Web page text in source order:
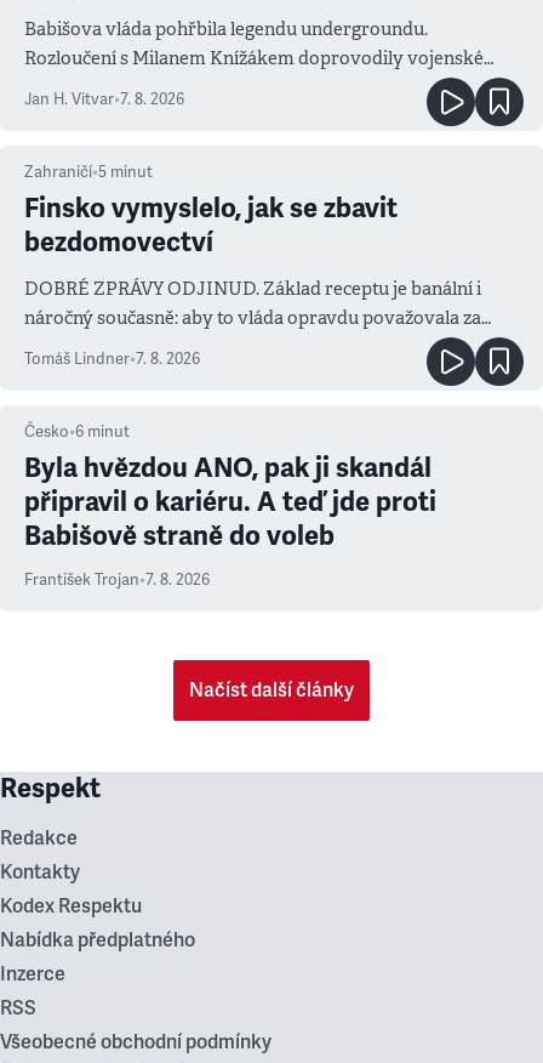
Babišova vláda pohřbila legendu undergroundu.
Rozloučení s Milanem Knížákem doprovodily vojenské
salvy i kritika pokrokářů
Jan H. Vitvar•7. 8. 2026
Zahraničí•5 minut
Finsko vymyslelo, jak se zbavit
bezdomovectví
DOBRÉ ZPRÁVY ODJINUD. Základ receptu je banální i
náročný současně: aby to vláda opravdu považovala za
prioritu
Tomáš Lindner•7. 8. 2026
Česko•6 minut
Byla hvězdou ANO, pak ji skandál
připravil o kariéru. A teď jde proti
Babišově straně do voleb
František Trojan•7. 8. 2026
Načíst další články
Respekt
Redakce
Kontakty
Kodex Respektu
Nabídka předplatného
Inzerce
RSS
Všeobecné obchodní podmínky